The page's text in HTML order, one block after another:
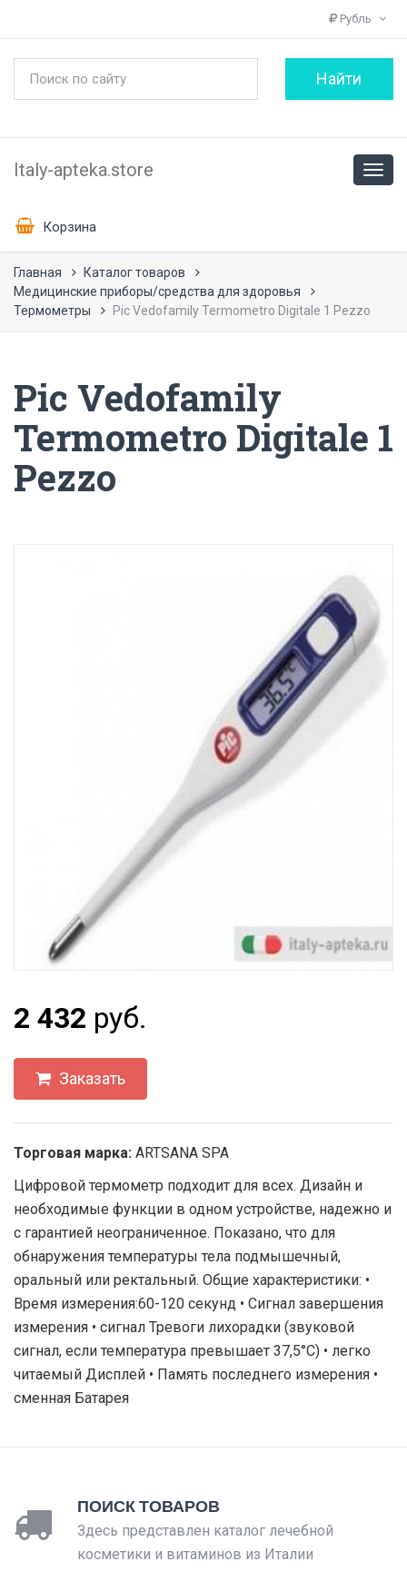
Рубль
Italy-apteka.store
Корзина
Главная
Каталог товаров
Медицинские приборы/средства для здоровья
Термометры
Pic Vedofamily Termometro Digitale 1 Pezzo
Pic Vedofamily
Termometro Digitale 1
Pezzo
2 432 руб.
Заказать
Торговая марка: ARTSANA SPA
Цифровой термометр подходит для всех. Дизайн и
необходимые функции в одном устройстве, надежно и
с гарантией неограниченное. Показано, что для
обнаружения температуры тела подмышечный,
оральный или ректальный. Общие характеристики: •
Время измерения:60-120 секунд • Сигнал завершения
измерения • сигнал Тревоги лихорадки (звуковой
сигнал, если температура превышает 37,5°C) • легко
читаемый Дисплей • Память последнего измерения •
сменная Батарея
ПОИСК ТОВАРОВ
Здесь представлен каталог лечебной
косметики и витаминов из Италии